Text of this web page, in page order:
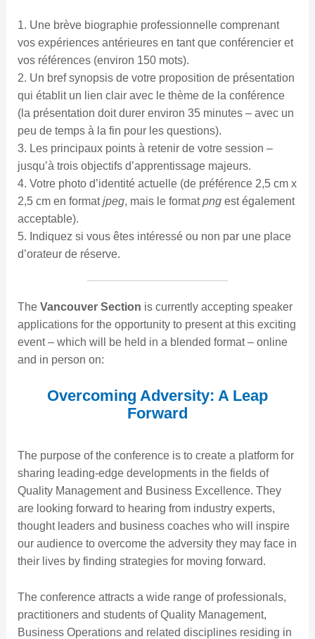
1. Une brève biographie professionnelle comprenant
vos expériences antérieures en tant que conférencier et
vos références (environ 150 mots).
2. Un bref synopsis de votre proposition de présentation
qui établit un lien clair avec le thème de la conférence
(la présentation doit durer environ 35 minutes – avec un
peu de temps à la fin pour les questions).
3. Les principaux points à retenir de votre session –
jusqu’à trois objectifs d’apprentissage majeurs.
4. Votre photo d’identité actuelle (de préférence 2,5 cm x
2,5 cm en formatjpeg, mais le formatpngest également
acceptable).
5. Indiquez si vous êtes intéressé ou non par une place
d’orateur de réserve.
The Vancouver Section is currently accepting speaker
applications for the opportunity to present at this exciting
event – which will be held in a blended format – online
and in person on:
Overcoming Adversity: A Leap
Forward
The purpose of the conference is to create a platform for
sharing leading-edge developments in the fields of
Quality Management and Business Excellence. They
are looking forward to hearing from industry experts,
thought leaders and business coaches who will inspire
our audience to overcome the adversity they may face in
their lives by finding strategies for moving forward.
The conference attracts a wide range of professionals,
practitioners and students of Quality Management,
Business Operations and related disciplines residing in